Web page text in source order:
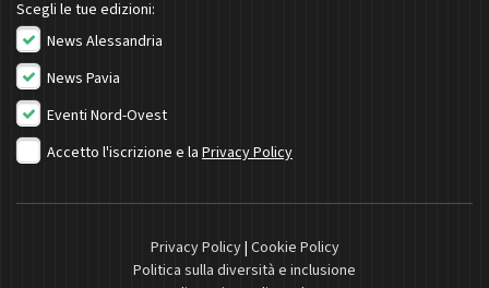
Scegli le tue edizioni:
News Alessandria
News Pavia
Eventi Nord-Ovest
Accetto l'iscrizione e la Privacy Policy
Privacy Policy| Cookie Policy
Politica sulla diversità e inclusione